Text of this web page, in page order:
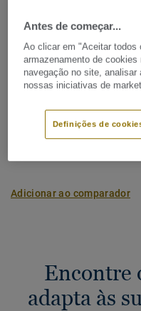
Régua (1 ref.)
Pegada de
-
A PEGADA DE
Adicionar ao comparador
Encontre
adapta às
Antes de começar...
Ao clicar em "Aceitar todos
armazenamento de
navegação no site,
nossas iniciativas de
Definições de